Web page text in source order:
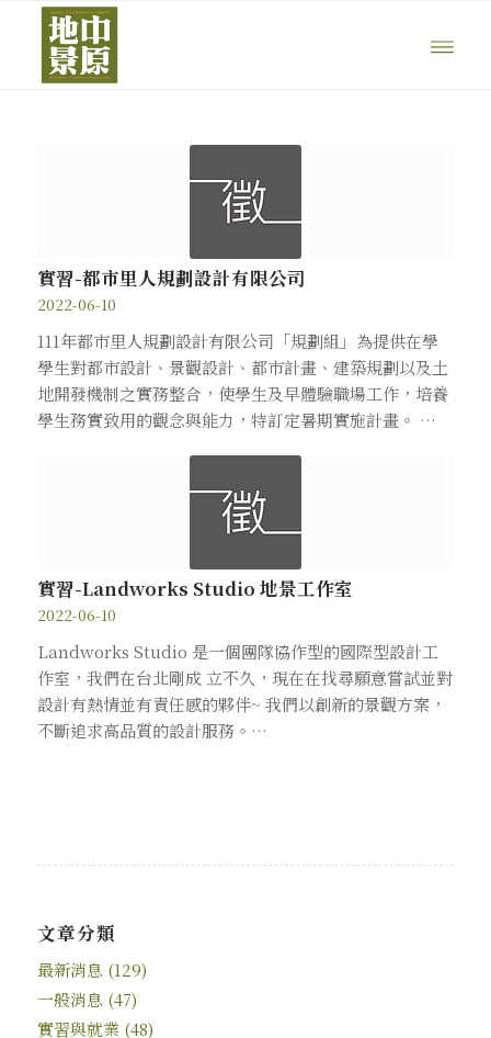
實習-都市里人規劃設計有限公司
2022-06-10
111年都市里人規劃設計有限公司「規劃組」為提供在學
學生對都市設計、景觀設計、都市計畫、建築規劃以及土
地開發機制之實務整合，使學生及早體驗職場工作，培養
學生務實致用的觀念與能力，特訂定暑期實施計畫。 …
實習-Landworks Studio 地景工作室
2022-06-10
Landworks Studio 是一個團隊協作型的國際型設計工
作室，我們在台北剛成 立不久，現在在找尋願意嘗試並對
設計有熱情並有責任感的夥伴~ 我們以創新的景觀方案，
不斷追求高品質的設計服務。…
文章分類
最新消息 (129)
一般消息 (47)
實習與就業(48)